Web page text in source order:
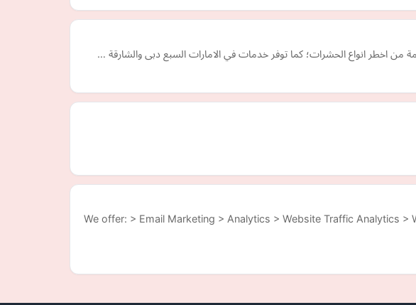
من اخطر انواع الحشرات؛ كما توفر خدمات في الامارات السبع دبى والشارقة …
We offer: > Email Marketing > Analytics > Website Traffic Analytics